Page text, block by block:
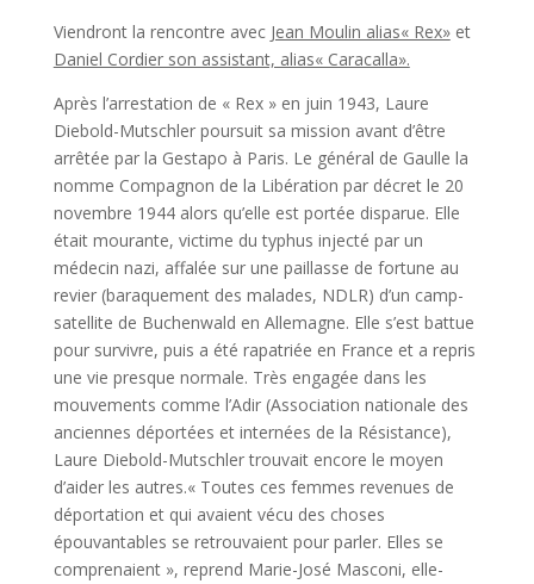
Viendront la rencontre avec Jean Moulin alias« Rex»et
Daniel Cordier son assistant, alias« Caracalla».
Après l’arrestation de « Rex » en juin 1943, Laure
Diebold-Mutschler poursuit sa mission avant d’être
arrêtée par la Gestapo à Paris. Le général de Gaulle la
nomme Compagnon de la Libération par décret le 20
novembre 1944 alors qu’elle est portée disparue. Elle
était mourante, victime du typhus injecté par un
médecin nazi, affalée sur une paillasse de fortune au
revier (baraquement des malades, NDLR) d’un camp­
satellite de Buchenwald en Allemagne. Elle s’est battue
pour survivre, puis a été rapatriée en France et a repris
une vie presque normale. Très engagée dans les
mouvements comme l’Adir (Association nationale des
anciennes déportées et internées de la Résistance),
Laure Diebold-Mutschler trouvait encore le moyen
d’aider les autres.« Toutes ces femmes revenues de
déportation et qui avaient vécu des choses
épouvantables se retrouvaient pour parler. Elles se
comprenaient », reprend Marie-José Masconi, elle­